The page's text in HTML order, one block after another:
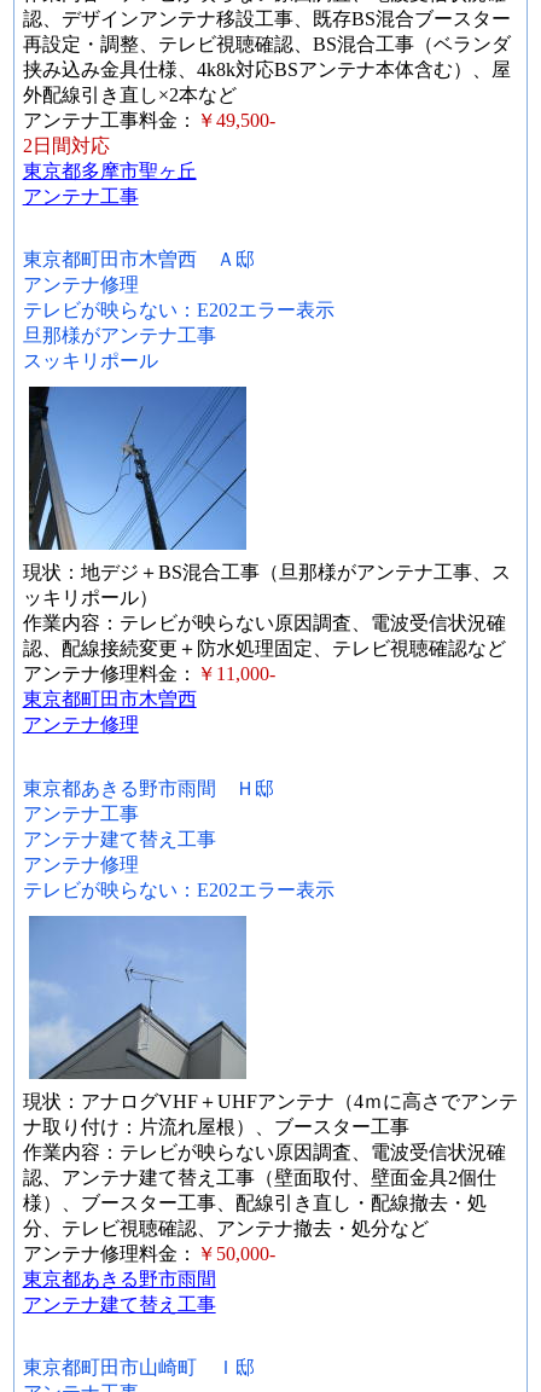
認、デザインアンテナ移設工事、既存BS混合ブースター
再設定・調整、テレビ視聴確認、BS混合工事（ベランダ
挟み込み金具仕様、4k8k対応BSアンテナ本体含む）、屋
外配線引き直し×2本など
アンテナ工事料金：
￥49,500-
2日間対応
東京都多摩市聖ヶ丘
アンテナ工事
東京都町田市木曽西 Ａ邸
アンテナ修理
テレビが映らない：E202エラー表示
旦那様がアンテナ工事
スッキリポール
現状：地デジ＋BS混合工事（旦那様がアンテナ工事、ス
ッキリポール）
作業内容：テレビが映らない原因調査、電波受信状況確
認、配線接続変更＋防水処理固定、テレビ視聴確認など
アンテナ修理料金：
￥11,000-
東京都町田市木曽西
アンテナ修理
東京都あきる野市雨間 Ｈ邸
アンテナ工事
アンテナ建て替え工事
アンテナ修理
テレビが映らない：E202エラー表示
現状：アナログVHF＋UHFアンテナ（4ｍに高さでアンテ
ナ取り付け：片流れ屋根）、ブースター工事
作業内容：テレビが映らない原因調査、電波受信状況確
認、アンテナ建て替え工事（壁面取付、壁面金具2個仕
様）、ブースター工事、配線引き直し・配線撤去・処
分、テレビ視聴確認、アンテナ撤去・処分など
アンテナ修理料金：
￥50,000-
東京都あきる野市雨間
アンテナ建て替え工事
東京都町田市山崎町 Ｉ邸